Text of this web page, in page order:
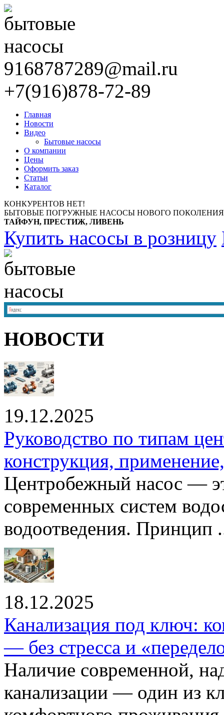
9168787289@mail.ru
+7(916)878-72-89
Главная
Новости
Видео
Бытовые насосы
О компании
Цены
Оформить заказ
Статьи
Каталог
КОНКУРЕНТОВ НЕТ!
БЫТОВЫЕ ПОГРУЖНЫЕ НАСОСЫ НОВОГО
ТАЙФУН, ПРЕСТИЖ, ЛИВЕНЬ
Купить насосы в розницу
НОВОСТИ
19.12.2025
Руководство по типам
конструкция,
Центробежный насос —
современных систем
водоотведения. Принцип
18.12.2025
Канализация под ключ:
— без стресса и
Наличие современной,
канализации — один из